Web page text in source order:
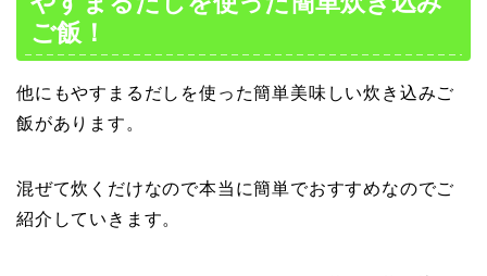
ご飯！
他にもやすまるだしを使った簡単美味しい炊き込みご
飯があります。
混ぜて炊くだけなので本当に簡単でおすすめなのでご
紹介していきます。